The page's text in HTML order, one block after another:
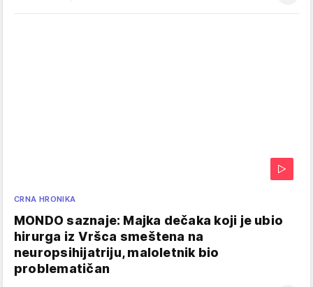
CRNA HRONIKA
MONDO saznaje: Majka dečaka koji je ubio
hirurga iz Vršca smeštena na
neuropsihijatriju, maloletnik bio
problematičan